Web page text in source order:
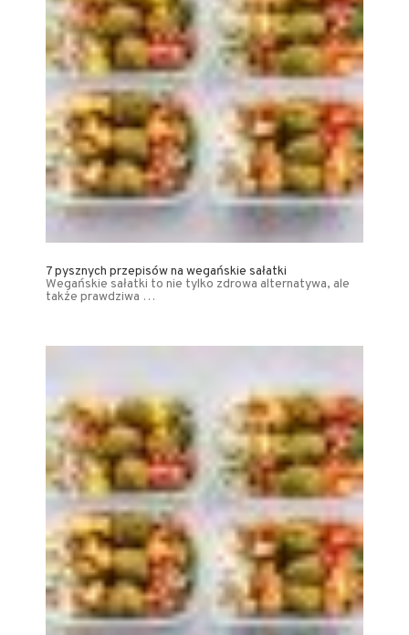
7 pysznych przepisów na wegańskie sałatki
Wegańskie sałatki to nie tylko zdrowa alternatywa, ale
także prawdziwa …